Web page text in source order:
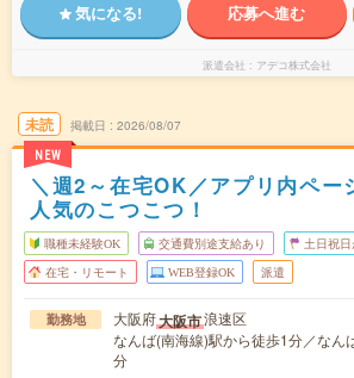
気になる! 応募へ進む
派遣会社 アデコ株式会社
未読
NEW
掲載日 2026/08/07
＼週2～在宅OK／アプリ内ペー
人気のこつこつ！
職種未経験OK 交通費別途支給あり 土日祝
在宅・リモート WEB登録OK 派遣
勤務地 大阪府大阪市浪速区
なんば(南海線)駅から徒歩1分／なん
分